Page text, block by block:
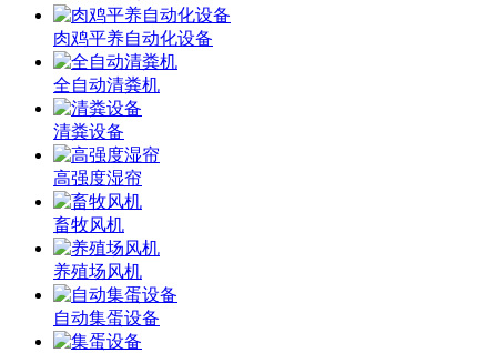
肉鸡平养自动化设备
全自动清粪机
清粪设备
高强度湿帘
畜牧风机
养殖场风机
自动集蛋设备